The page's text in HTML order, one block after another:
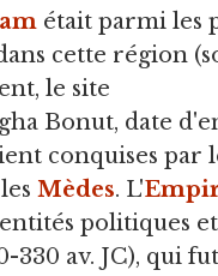
était parmi les
cette région
le site
Bonut, date
conquises par
Mèdes. L'
politiques
330 av. JC), qui